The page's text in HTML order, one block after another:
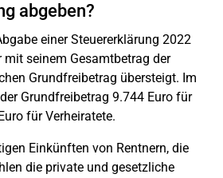
abgeben?
einer Steuererklärung 2022
mit seinem Gesamtbetrag der
Grundfreibetrag übersteigt. Im
Grundfreibetrag 9.744 Euro für
für Verheiratete.
Einkünften von Rentnern, die
die private und gesetzliche